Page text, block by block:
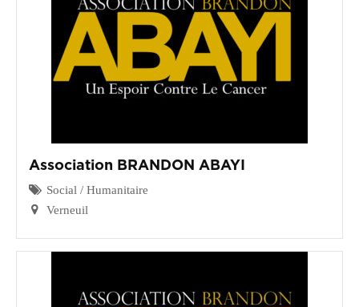
Assurance
Décès
Association BRANDON ABAYI
Social / Humanitaire
Verneuil